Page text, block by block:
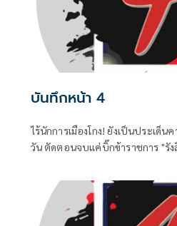
บันทึกหน้า 4
ไร้นักการเมืองโกง! ยังเป็นประเด็
วัน ตัดตอนจบแค่บิ๊กข้าราชการ "รัง
กฎหมาย การยุติธรรรมและสิทธิม